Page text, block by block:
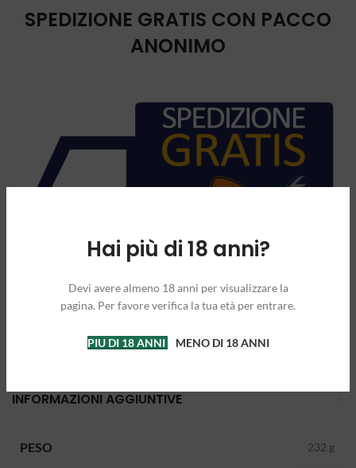
Hai più di 18 anni?
Devi avere almeno 18 anni per visualizzare la
pagina. Per favore verifica la tua età per entrare.
PIU DI 18 ANNI MENO DI 18 ANNI
SPEDIZIONE GRATIS CON PACCO
ANONIMO
INFORMAZIONI AGGIUNTIVE
PESO 232 g